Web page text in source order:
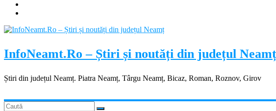
InfoNeamt.Ro – Știri și noutăți din județul Neamț
Știri din județul Neamț. Piatra Neamț, Târgu Neamț, Bicaz, Roman, Roznov, Girov